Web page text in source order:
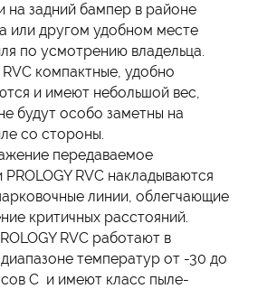
на задний бампер в районе
или другом удобном месте
по усмотрению владельца.
RVC компактные, удобно
и имеют небольшой вес,
будут особо заметны на
со стороны.
передаваемое
RVC накладываются
линии, облегчающие
критичных расстояний.
RVC работают в
температур от -30 до
С и имеют класс пыле-